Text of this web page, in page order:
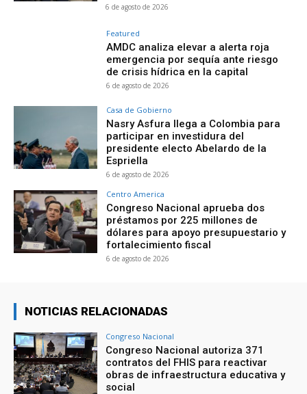
6 de agosto de 2026
Featured
AMDC analiza elevar a alerta roja
emergencia por sequía ante riesgo
de crisis hídrica en la capital
6 de agosto de 2026
Casa de Gobierno
Nasry Asfura llega a Colombia para
participar en investidura del
presidente electo Abelardo de la
Espriella
6 de agosto de 2026
Centro America
Congreso Nacional aprueba dos
préstamos por 225 millones de
dólares para apoyo presupuestario y
fortalecimiento fiscal
6 de agosto de 2026
NOTICIAS RELACIONADAS
Congreso Nacional
Congreso Nacional autoriza 371
contratos del FHIS para reactivar
obras de infraestructura educativa y
social